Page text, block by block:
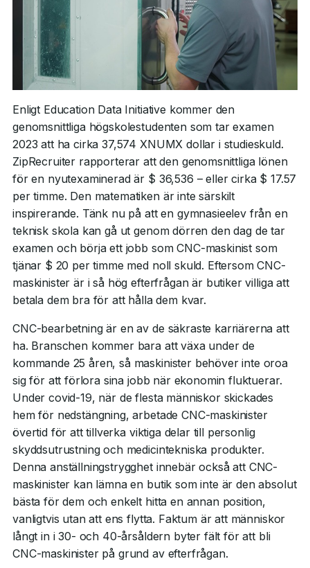
Enligt Education Data Initiative kommer den
genomsnittliga högskolestudenten som tar examen
2023 att ha cirka 37,574 XNUMX dollar i studieskuld.
ZipRecruiter rapporterar att den genomsnittliga lönen
för en nyutexaminerad är $ 36,536 – eller cirka $ 17.57
per timme. Den matematiken är inte särskilt
inspirerande. Tänk nu på att en gymnasieelev från en
teknisk skola kan gå ut genom dörren den dag de tar
examen och börja ett jobb som CNC-maskinist som
tjänar $ 20 per timme med noll skuld. Eftersom CNC-
maskinister är i så hög efterfrågan är butiker villiga att
betala dem bra för att hålla dem kvar.
CNC-bearbetning är en av de säkraste karriärerna att
ha. Branschen kommer bara att växa under de
kommande 25 åren, så maskinister behöver inte oroa
sig för att förlora sina jobb när ekonomin fluktuerar.
Under covid-19, när de flesta människor skickades
hem för nedstängning, arbetade CNC-maskinister
övertid för att tillverka viktiga delar till personlig
skyddsutrustning och medicintekniska produkter.
Denna anställningstrygghet innebär också att CNC-
maskinister kan lämna en butik som inte är den absolut
bästa för dem och enkelt hitta en annan position,
vanligtvis utan att ens flytta. Faktum är att människor
långt in i 30- och 40-årsåldern byter fält för att bli
CNC-maskinister på grund av efterfrågan.